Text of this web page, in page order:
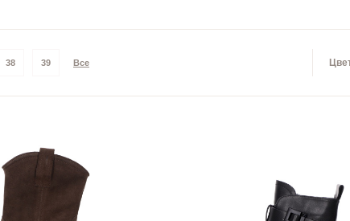
38 39 Все